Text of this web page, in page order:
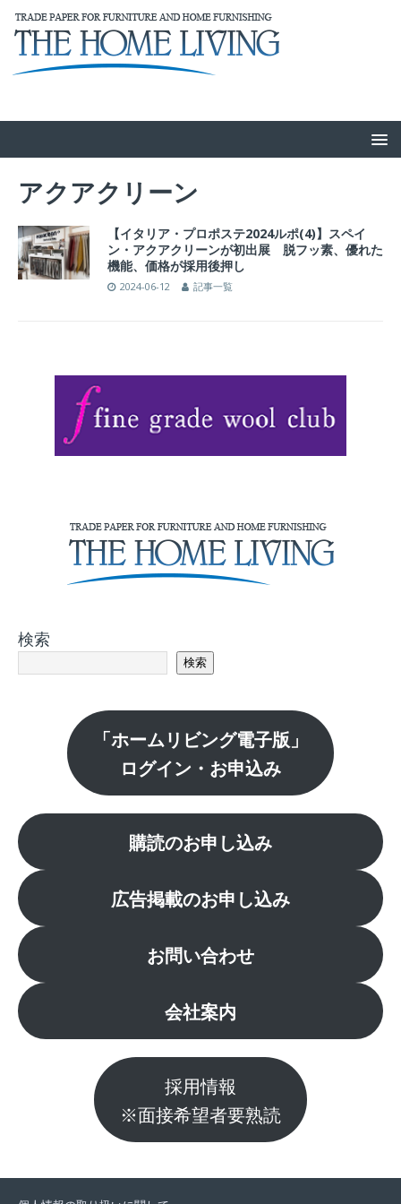
アクアクリーン
【イタリア・プロポステ2024ルポ(4)】スペイ
ン・アクアクリーンが初出展 脱フッ素、優れた
機能、価格が採用後押し
2024-06-12 記事一覧
検索
検索
「ホームリビング電子版」
ログイン・お申込み
購読のお申し込み
広告掲載のお申し込み
お問い合わせ
会社案内
採用情報
※面接希望者要熟読